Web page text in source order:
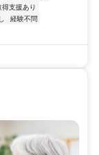
得支援あり
経験不問